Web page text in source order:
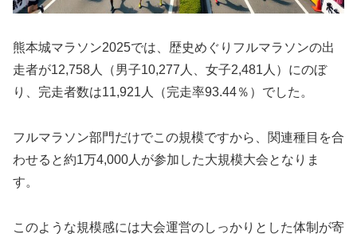
熊本城マラソン2025では、歴史めぐりフルマラソンの出
走者が12,758人（男子10,277人、女子2,481人）にのぼ
り、完走者数は11,921人（完走率93.44％）でした。
フルマラソン部門だけでこの規模ですから、関連種目を合
わせると約1万4,000人が参加した大規模大会となりま
す。
このような規模感には大会運営のしっかりとした体制が寄